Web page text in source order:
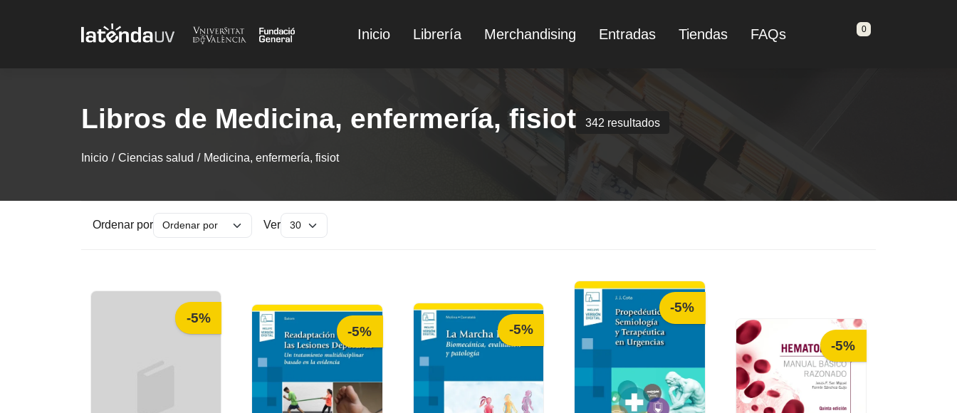
Inicio Librería Merchandising Entradas Tiendas FAQs 0
Libros de Medicina, enfermería, fisiot 342 resultados
Inicio Ciencias salud Medicina, enfermería, fisiot
Ordenar por Ver
-5%
-5% -5%
-5%
-5%